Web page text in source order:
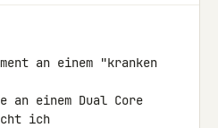
an einem "kranken
ich